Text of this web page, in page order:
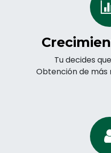
Tu decides
Obtención de más